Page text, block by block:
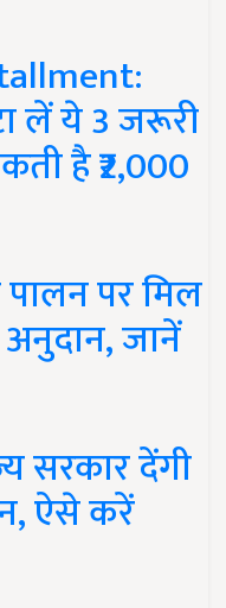
लें ये 3 जरूरी
है ₹2,000
पर मिल
जानें
सरकार देंगी
ऐसे करें